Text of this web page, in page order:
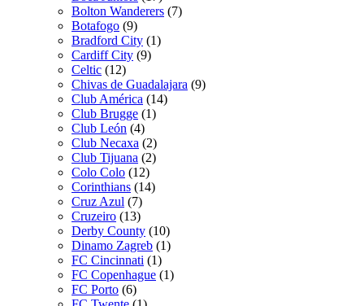
Bolton Wanderers (7)
Botafogo (9)
Bradford City (1)
Cardiff City (9)
Celtic (12)
Chivas de Guadalajara (9)
Club América (14)
Club Brugge (1)
Club León (4)
Club Necaxa (2)
Club Tijuana (2)
Colo Colo (12)
Corinthians (14)
Cruz Azul (7)
Cruzeiro (13)
Derby County (10)
Dinamo Zagreb (1)
FC Cincinnati (1)
FC Copenhague (1)
FC Porto (6)